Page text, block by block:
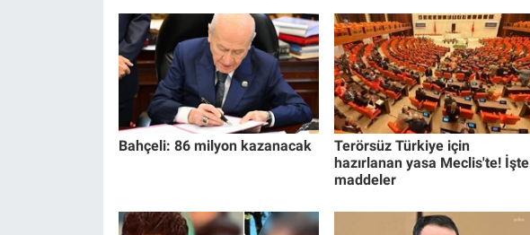
Bahçeli: 86 milyon kazanacak
Terörsüz Türkiye için
hazırlanan yasa Meclis'te! İşte
maddeler